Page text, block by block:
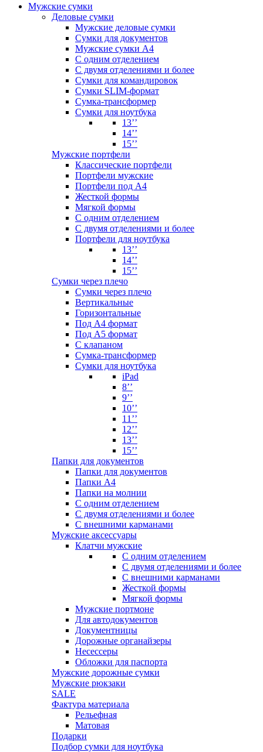
Мужские сумки
Деловые сумки
Мужские деловые сумки
Сумки для документов
Мужские сумки А4
С одним отделением
С двумя отделениями и более
Сумки для командировок
Сумки SLIM-формат
Сумка-трансформер
Сумки для ноутбука
13’’
14’’
15’’
Мужские портфели
Классические портфели
Портфели мужские
Портфели под А4
Жесткой формы
Мягкой формы
С одним отделением
С двумя отделениями и более
Портфели для ноутбука
13’’
14’’
15’’
Сумки через плечо
Сумки через плечо
Вертикальные
Горизонтальные
Под А4 формат
Под А5 формат
С клапаном
Сумка-трансформер
Сумки для ноутбука
iPad
8’’
9’’
10’’
11’’
12’’
13’’
15’’
Папки для документов
Папки для документов
Папки А4
Папки на молнии
С одним отделением
С двумя отделениями и более
С внешними карманами
Мужские аксессуары
Клатчи мужские
С одним отделением
С двумя отделениями и более
С внешними карманами
Жесткой формы
Мягкой формы
Мужские портмоне
Для автодокументов
Документницы
Дорожные органайзеры
Несессеры
Обложки для паспорта
Мужские дорожные сумки
Мужские рюкзаки
SALE
Фактура материала
Рельефная
Матовая
Подарки
Подбор сумки для ноутбука